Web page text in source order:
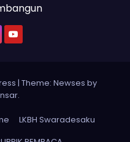
| Theme: Newses by
.
LKBH Swaradesaku